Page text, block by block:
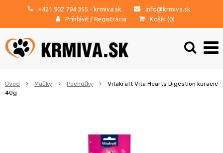
+421 902 794 355 - krmiva.sk
info@krmiva.sk
Prihlásiť / Registrácia Košík (0)
Úvod Mačky Pochúťky
Vitakraft Vita Hearts Digestion kuracie
40g